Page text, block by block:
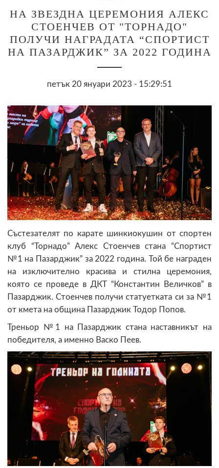
НА ЗВЕЗДНА ЦЕРЕМОНИЯ АЛЕКС
СТОЕНЧЕВ ОТ "ТОРНАДО"
ПОЛУЧИ НАГРАДАТА “СПОРТИСТ
НА ПАЗАРДЖИК” ЗА 2022 ГОДИНА
петък 20 януари 2023 - 15:29:51
Състезателят по карате шинкиокушин от спортен
клуб “Торнадо” Алекс Стоенчев стана “Спортист
№1 на Пазарджик” за 2022 година. Той бе награден
на изключително красива и стилна церемония,
която се проведе в ДКТ “Константин Величков” в
Пазарджик. Стоенчев получи статуетката си за №1
от кмета на община Пазарджик Тодор Попов.
Треньор №1 на Пазарджик стана наставникът на
победителя, а именно Васко Пеев.